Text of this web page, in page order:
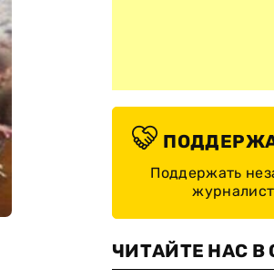
Поддержать
ЧИТАЙТЕ НАС В